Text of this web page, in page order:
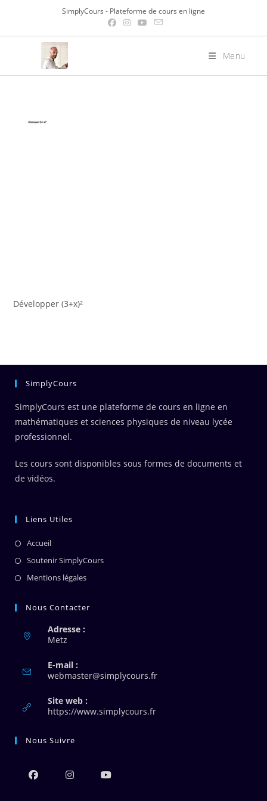
content
SimplyCours - Plateforme de cours en ligne
Menu
Développer (3+x)²
SimplyCours
SimplyCours est une plateforme de cours en ligne en
mathématiques et sciences physiques de niveau lycée
professionnel.
Les cours sont disponibles sous formes de documents et
de vidéos.
Liens Utiles
Accueil
Soutenir SimplyCours
Mentions légales
Nous Contacter
Adresse :
Metz
E-mail :
webmaster@simplycours.frS’ouvre
Site web :
https://www.simplycours.fr
Nous Suivre